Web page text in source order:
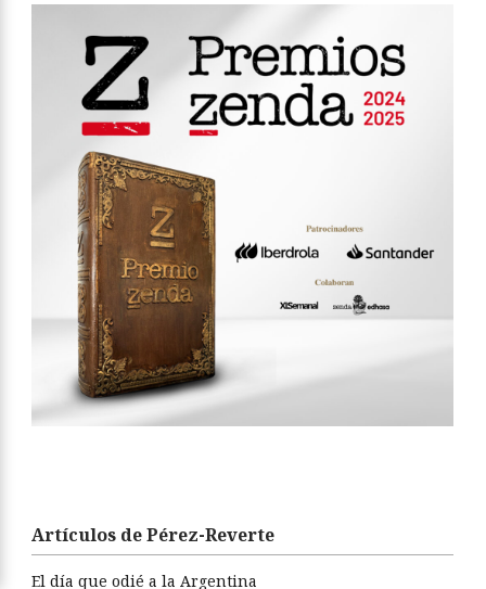
Artículos de Pérez-Reverte
El día que odié a la Argentina